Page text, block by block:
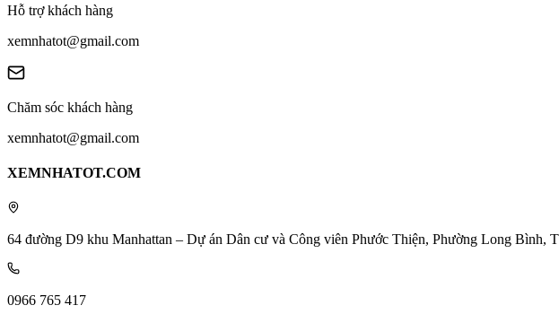
Hỗ trợ khách hàng
xemnhatot@gmail.com
Chăm sóc khách hàng
xemnhatot@gmail.com
XEMNHATOT.COM
64 đường D9 khu Manhattan – Dự án Dân cư và Công viên Phước Thiện, Phường Long Bình,
0966 765 417